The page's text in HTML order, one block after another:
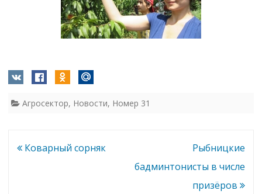
Агросектор, Новости, Номер 31
Навигация
Коварный сорняк
Рыбницкие
бадминтонисты в числе
призёров